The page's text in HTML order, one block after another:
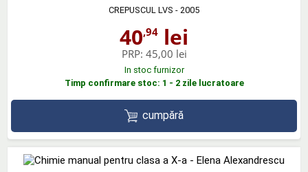
CREPUSCUL LVS - 2005
40,94 lei
PRP: 45,00 lei
In stoc furnizor
Timp confirmare stoc: 1 - 2 zile lucratoare
cumpără